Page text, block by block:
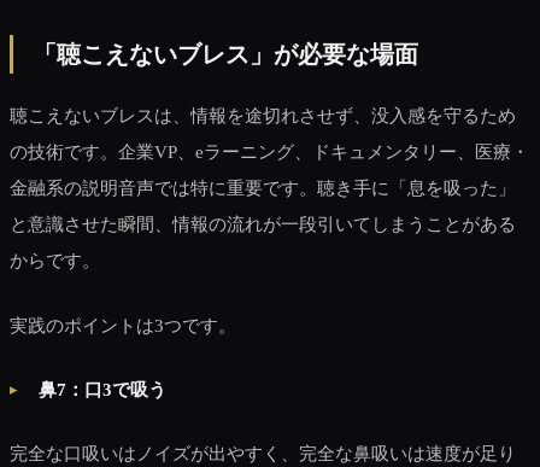
「聴こえないブレス」が必要な場面
聴こえないブレスは、情報を途切れさせず、没入感を守るため
の技術です。企業VP、eラーニング、ドキュメンタリー、医療・
金融系の説明音声では特に重要です。聴き手に「息を吸った」
と意識させた瞬間、情報の流れが一段引いてしまうことがある
からです。
実践のポイントは3つです。
鼻7：口3で吸う
完全な口吸いはノイズが出やすく、完全な鼻吸いは速度が足り